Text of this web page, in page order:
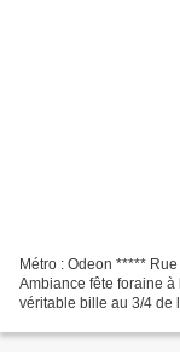
Métro : Odeon *****
Ambiance fête foraine
véritable bille au 3/4 de